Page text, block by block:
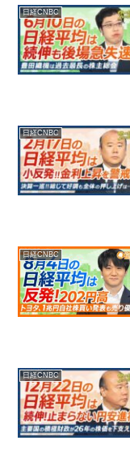
日経CNBC
日経CNBC
日経CNBC
日経CNBC